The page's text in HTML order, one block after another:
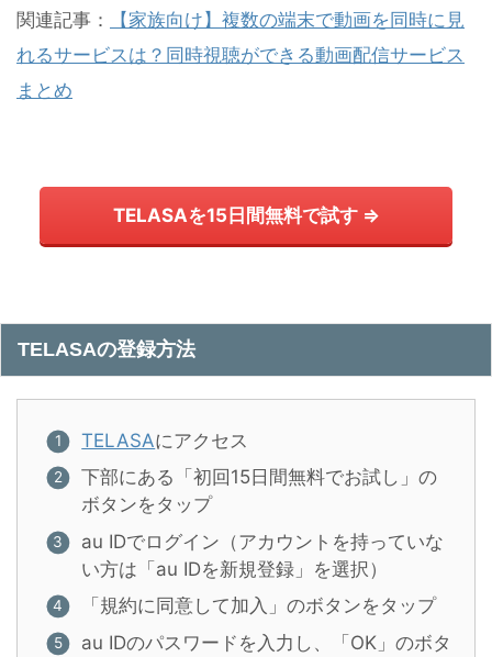
関連記事：
【家族向け】複数の端末で動画を同時に見
れるサービスは？同時視聴ができる動画配信サービス
まとめ
TELASAを15日間無料で試す ⇒
TELASAの登録方法
TELASAにアクセス
下部にある「初回15日間無料でお試し」の
ボタンをタップ
au IDでログイン（アカウントを持っていな
い方は「au IDを新規登録」を選択）
「規約に同意して加入」のボタンをタップ
au IDのパスワードを入力し、「OK」のボタ